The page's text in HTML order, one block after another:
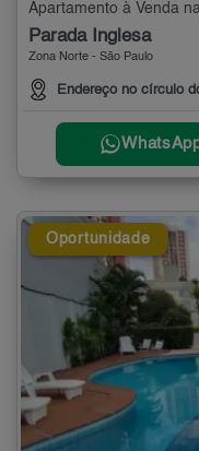
Apartamento à Venda
Parada Inglesa
Zona Norte - São Paulo
Endereço no círculo
Oportunidade